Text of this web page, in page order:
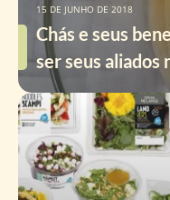
Chás e seus
ser seus aliados
15 DE JUNHO DE 2018